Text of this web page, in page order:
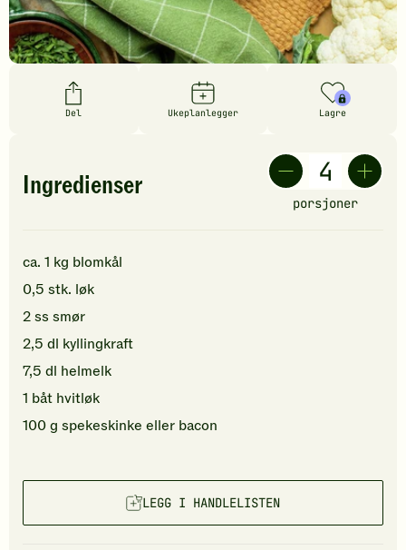
Del Ukeplanlegger Lagre
Ingredienser
porsjoner
ca. 1 kg blomkål
0,5 stk. løk
2ss smør
2,5 dl kyllingkraft
7,5 dl helmelk
1 båt hvitløk
100g spekeskinke eller bacon
LEGG I HANDLELISTEN